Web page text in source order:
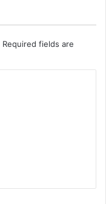
Required fields are